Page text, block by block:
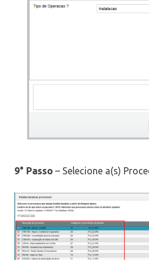
9° Passo – Selecione a(s)